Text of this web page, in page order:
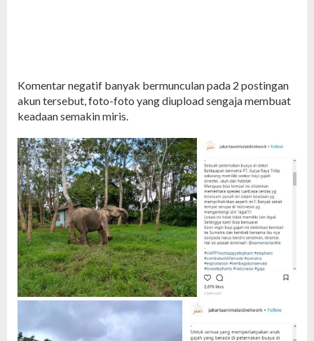
Komentar negatif banyak bermunculan pada 2 postingan
akun tersebut, foto-foto yang diupload sengaja membuat
keadaan semakin miris.